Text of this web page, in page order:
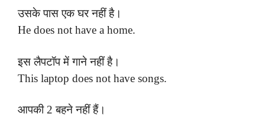
उसके पास एक घर नहीं है।
He does not have a home.
इस लैपटॉप में गाने नहीं है।
This laptop does not have songs.
आपकी 2 बहने नहीं हैं।